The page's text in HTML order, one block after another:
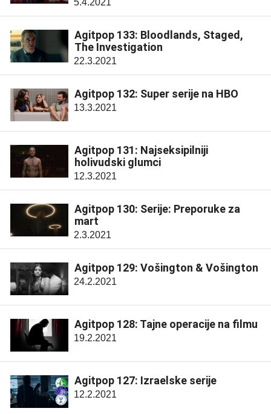
Agitpop 133: Bloodlands, Staged,
The Investigation
22.3.2021
Agitpop 132: Super serije na HBO
13.3.2021
Agitpop 131: Najseksipilniji
holivudski glumci
12.3.2021
Agitpop 130: Serije: Preporuke za
mart
2.3.2021
Agitpop 129: Vošington & Vošington
24.2.2021
Agitpop 128: Tajne operacije na filmu
19.2.2021
Agitpop 127: Izraelske serije
12.2.2021